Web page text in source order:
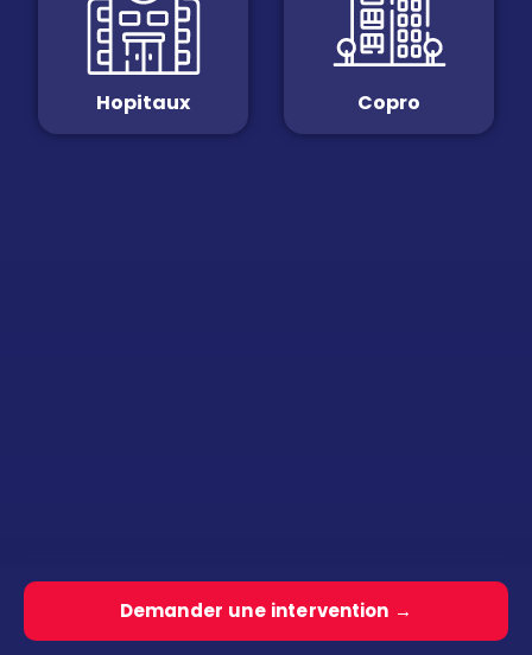
Hopitaux Copro
Demander une intervention →